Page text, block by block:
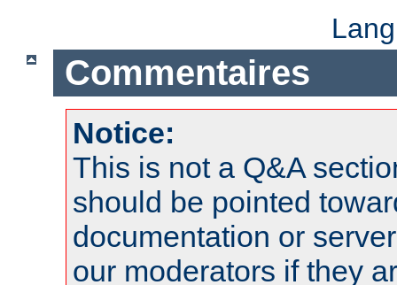
Commentaires
Notice:
This is not a Q&A
should be pointed
documentation or
our moderators if they